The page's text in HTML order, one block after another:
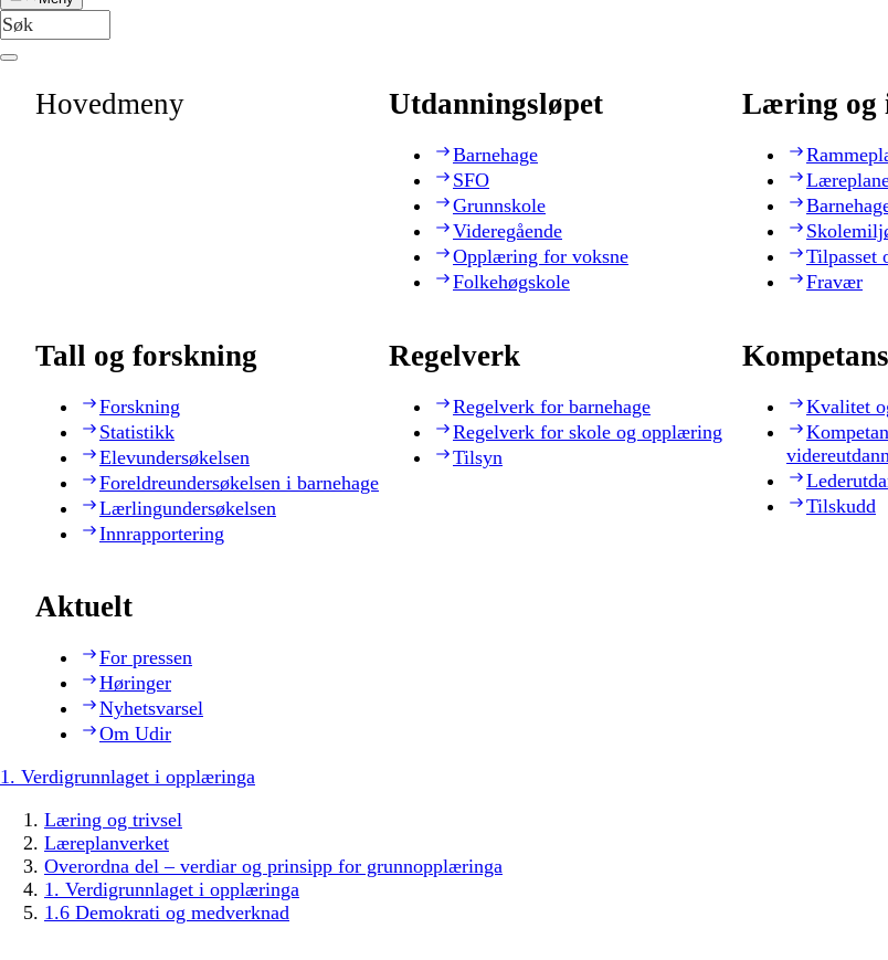
Hovedmeny Utdanningsløpet
Barnehage
SFO
Grunnskole
Videregående
Opplæring for voksne
Folkehøgskole
Læring og
Tilpasset
Fravær
Tall og forskning
Forskning
Statistikk
Elevundersøkelsen
Foreldreundersøkelsen i barnehage
Lærlingundersøkelsen
Innrapportering
Regelverk
Regelverk for barnehage
Regelverk for skole og opplæring
Tilsyn
Kvalitet
Tilskudd
Aktuelt
For pressen
Høringer
Nyhetsvarsel
Om Udir
1. Verdigrunnlaget i opplæringa
Læring og trivsel
Læreplanverket
Overordna del – verdiar og prinsipp for grunnopplæringa
1. Verdigrunnlaget i opplæringa
1.6 Demokrati og medverknad